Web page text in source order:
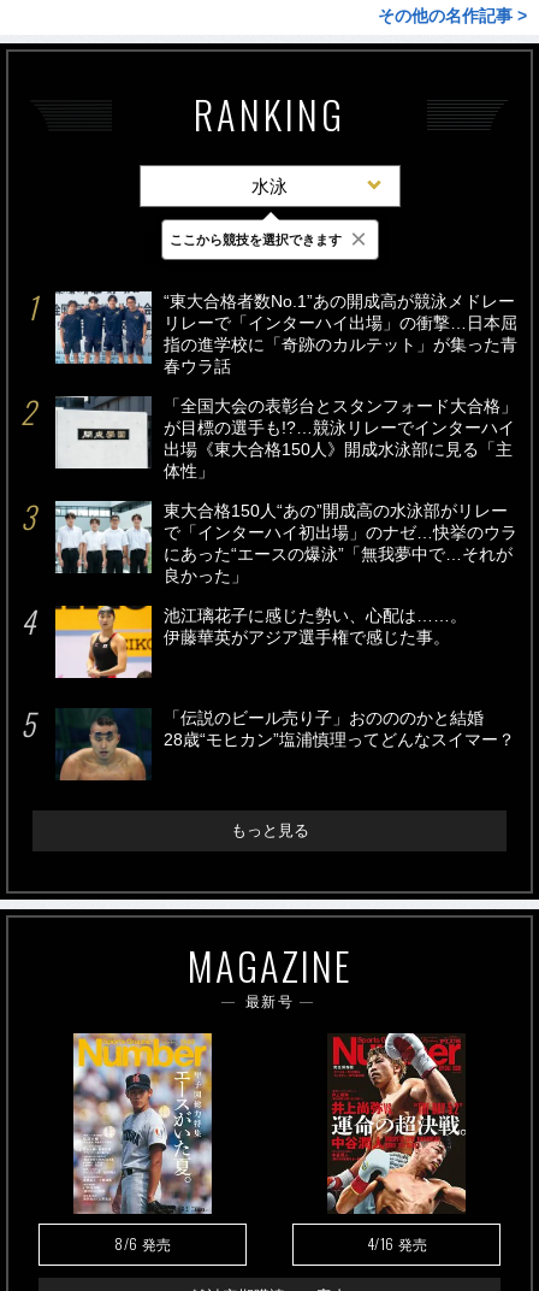
その他の名作記事 >
RANKING
水泳
最新 24時間 週間
“東大合格者数No.1”あの開成高が競泳メドレー
リレーで「インターハイ出場」の衝撃…日本屈
指の進学校に「奇跡のカルテット」が集った青
春ウラ話
「全国大会の表彰台とスタンフォード大合格」
が目標の選手も!?…競泳リレーでインターハイ
出場《東大合格150人》開成水泳部に見る「主
体性」
東大合格150人“あの”開成高の水泳部がリレー
で「インターハイ初出場」のナゼ…快挙のウラ
にあった“エースの爆泳”「無我夢中で…それが
良かった」
池江璃花子に感じた勢い、心配は……。
伊藤華英がアジア選手権で感じた事。
「伝説のビール売り子」おのののかと結婚
28歳“モヒカン”塩浦慎理ってどんなスイマー？
もっと見る
MAGAZINE
最新号
8/6 発売 4/16 発売
ここから競技を選択できます ×